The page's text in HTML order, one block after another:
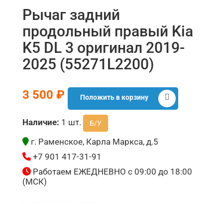
Рычаг задний
продольный правый Kia
K5 DL 3 оригинал 2019-
2025 (55271L2200)
3 500 ₽ Положить в корзину
Наличие: 1 шт. Б/У
г. Раменское, Карла Маркса, д.5
+7 901 417-31-91
Работаем ЕЖЕДНЕВНО с 09:00 до 18:00
(МСК)